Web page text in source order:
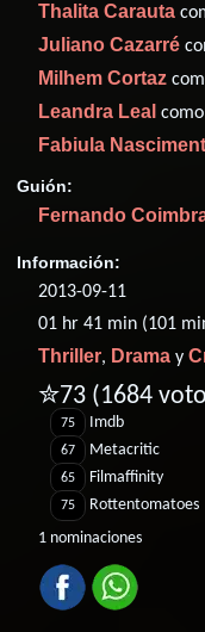
Thalita Carauta
Juliano Cazarré
Milhem Cortaz
Leandra Leal como
Fabiula
Guión:
Fernando
Información:
2013-09-11
01 hr 41 min (101
Thriller, Drama y
✮73 (1684
75 Imdb
67 Metacritic
65 Filmaffinity
75
Rottentomatoes
1 nominaciones